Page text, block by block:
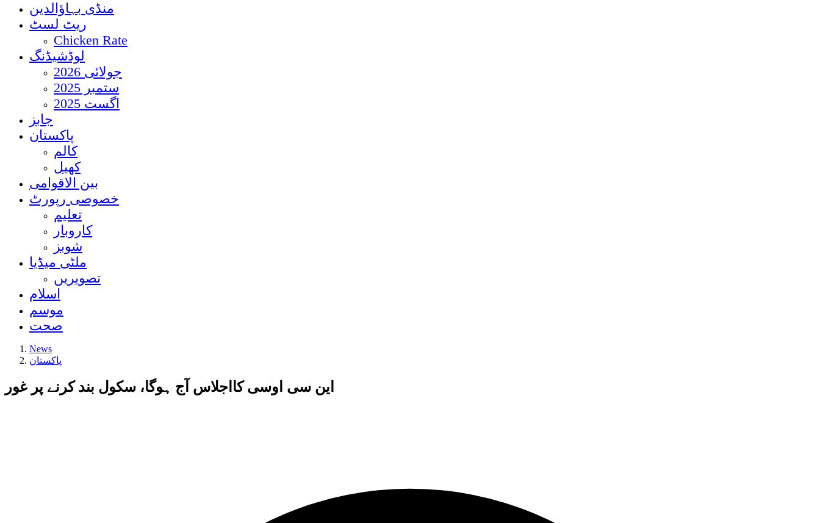
منڈی بہاؤالدین
ریٹ لسٹ
Chicken Rate
لوڈشیڈنگ
جولائی 2026
ستمبر 2025
اگست 2025
جابز
پاکستان
کالم
کھیل
بین الاقوامی
خصوصی رپورٹ
تعلیم
کاروبار
شوبز
ملٹی میڈیا
تصویریں
اسلام
موسم
صحت
News
پاکستان
این سی اوسی کااجلاس آج ہوگا، سکول بند کرنے پر غور